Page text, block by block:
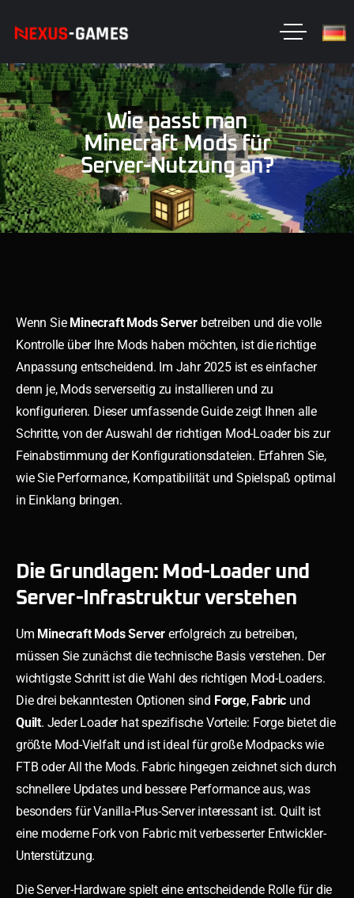
Wie passt man
Minecraft Mods für
Server-Nutzung an?
Wenn Sie Minecraft Mods Server betreiben und die volle
Kontrolle über Ihre Mods haben möchten, ist die richtige
Anpassung entscheidend. Im Jahr 2025 ist es einfacher
denn je, Mods serverseitig zu installieren und zu
konfigurieren. Dieser umfassende Guide zeigt Ihnen alle
Schritte, von der Auswahl der richtigen Mod-Loader bis zur
Feinabstimmung der Konfigurationsdateien. Erfahren Sie,
wie Sie Performance, Kompatibilität und Spielspaß optimal
in Einklang bringen.
Die Grundlagen: Mod-Loader und
Server-Infrastruktur verstehen
Um Minecraft Mods Server erfolgreich zu betreiben,
müssen Sie zunächst die technische Basis verstehen. Der
wichtigste Schritt ist die Wahl des richtigen Mod-Loaders.
Die drei bekanntesten Optionen sind Forge, Fabric und
Quilt. Jeder Loader hat spezifische Vorteile: Forge bietet die
größte Mod-Vielfalt und ist ideal für große Modpacks wie
FTB oder All the Mods. Fabric hingegen zeichnet sich durch
schnellere Updates und bessere Performance aus, was
besonders für Vanilla-Plus-Server interessant ist. Quilt ist
eine moderne Fork von Fabric mit verbesserter Entwickler-
Unterstützung.
Die Server-Hardware spielt eine entscheidende Rolle für die